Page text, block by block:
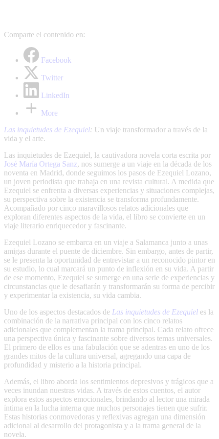
Comparte el contenido en:
Facebook
Twitter
LinkedIn
More
Las inquietudes de Ezequiel: Un viaje transformador a través de la
vida y el arte.
Las inquietudes de Ezequiel, la cautivadora novela corta escrita por
José María Ortega Sanz, nos sumerge a un viaje en la década de los
noventa en Madrid, donde seguimos los pasos de Ezequiel Lozano,
un joven periodista que trabaja en una revista cultural. A medida que
Ezequiel se enfrenta a diversas experiencias y situaciones complejas,
su perspectiva sobre la existencia se transforma profundamente.
Acompañado por cinco maravillosos relatos adicionales que
exploran diferentes aspectos de la vida, el libro se convierte en un
viaje literario enriquecedor y fascinante.
Ezequiel Lozano se embarca en un viaje a Salamanca junto a unas
amigas durante el puente de diciembre. Sin embargo, antes de partir,
se le presenta la oportunidad de entrevistar a un reconocido pintor en
su estudio, lo cual marcará un punto de inflexión en su vida. A partir
de ese momento, Ezequiel se sumerge en una serie de experiencias y
circunstancias que le desafiarán y transformarán su forma de percibir
y experimentar la existencia, su vida cambia.
Uno de los aspectos destacados de Las inquietudes de Ezequiel es la
combinación de la narrativa principal con los cinco relatos
adicionales que complementan la trama principal. Cada relato ofrece
una perspectiva única y fascinante sobre diversos temas universales.
El primero de ellos es una fabulación que se adentras en uno de los
grandes mitos de la cultura universal, agregando una capa de
profundidad y misterio a la historia principal.
Además, el libro aborda los sentimientos depresivos y trágicos que a
veces inundan nuestras vidas. A través de estos cuentos, el autor
explora estos aspectos emocionales, brindando al lector una mirada
íntima en la lucha interna que muchos personajes tienen que sufrir.
Estas historias conmovedoras y reflexivas agregan una dimensión
adicional al desarrollo del protagonista y a la trama general de la
novela.